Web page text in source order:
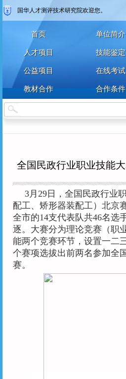
用户名
密 码
个人 企业
用户名
密 码
国华人才测评技术研究院欢迎您。
首页 单位简介
人才项目 技能鉴定
公益项目 在线考试
教材合作 合作条件
全国民政行业职业技能
3月29日，全国民政行业
配工、矫形器装配工）北京
全市的14支代表队共46名选
逐。大赛分为理论竞赛（职
能两个竞赛环节，设置一二
个赛项选拔出前两名参加全
赛。